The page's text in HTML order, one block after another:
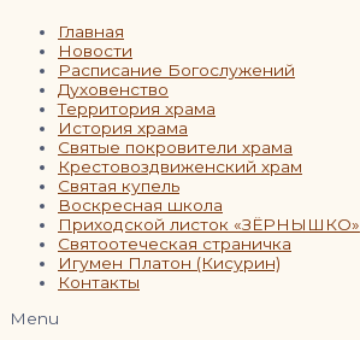
Главная
Новости
Расписание Богослужений
Духовенство
Территория храма
История храма
Святые покровители храма
Крестовоздвиженский храм
Святая купель
Воскресная школа
Приходской листок «ЗЁРНЫШКО»
Святоотеческая страничка
Игумен Платон (Кисурин)
Контакты
Menu